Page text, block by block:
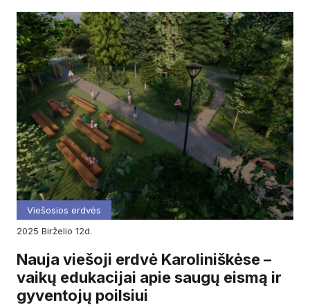
Viešosios erdvės
2025
birželio 12d.
Nauja viešoji erdvė Karoliniškėse –
vaikų edukacijai apie saugų eismą ir
gyventojų poilsiui